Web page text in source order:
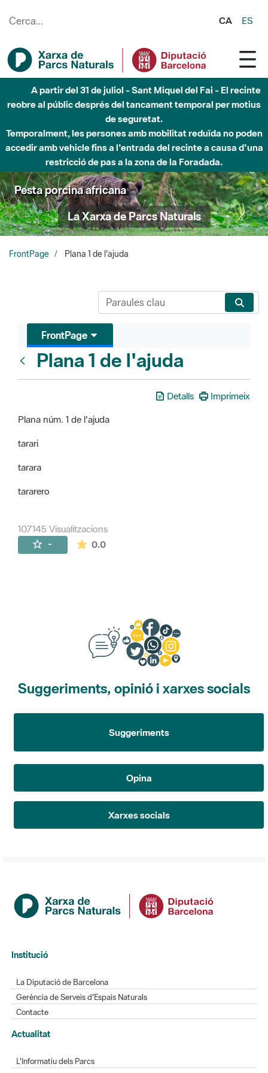
CA ES
A partir del 31 de juliol - Sant Miquel del Fai - El recinte
reobre al públic després del tancament temporal per motius
de seguretat.
Temporalment, les persones amb mobilitat reduïda no poden
accedir amb vehicle fins a l'entrada del recinte a causa d'una
restricció de pas a la zona de la Foradada.
Pesta porcina africana
La Xarxa de Parcs Naturals
FrontPage Plana 1 de l'ajuda
FrontPage
Plana 1 de l'ajuda
Detalls
Imprimeix
Plana núm. 1 de l'ajuda
tarari
tarara
tararero
107145 Visualitzacions
- 0.0La mitjana de les valoracions és de 0
Suggeriments, opinió i xarxes socials
Suggeriments
Opina
Xarxes socials
Institució
La Diputació de Barcelona
Gerència de Serveis d'Espais Naturals
Contacte
Actualitat
L'Informatiu dels Parcs